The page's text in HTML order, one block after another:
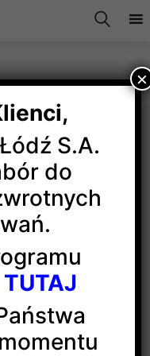
o cieple, niż
domu lub
wszystkich
się z trzema
w mieście”.
Czerwonego
kota Kluchy
S.A.
do
TUTAJ
×